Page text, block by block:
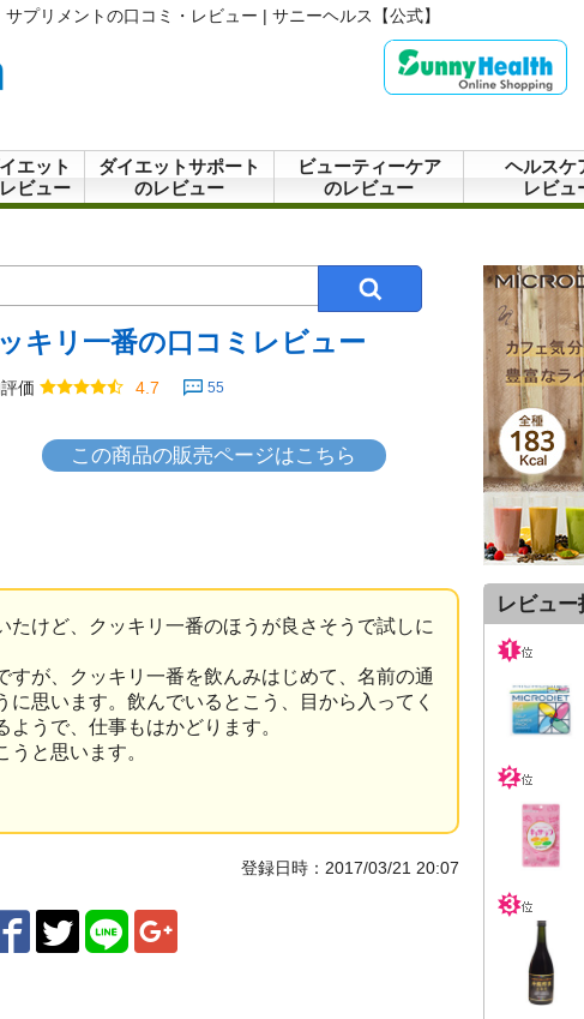
プリメントの口コミ・レビュー | サニーヘルス【公式】
エット
ビュー
ダイエットサポート
のレビュー
ビューティーケア
のレビュー
ヘルスケ
レビュ
キリ一番の口コミレビュー
価 4.7 55
この商品の販売ページはこちら
たけど、クッキリ一番のほうが良さそうで試しに
すが、クッキリ一番を飲んみはじめて、名前の通
に思います。飲んでいるとこう、目から入ってく
うで、仕事もはかどります。
と思います。
登録日時：2017/03/21 20:07
レビュ